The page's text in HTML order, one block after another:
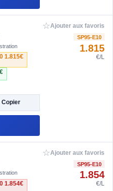
1.815€
Copier
☆Ajouter aux favoris
SP95-E10
1.815
€/L
1.854€
☆Ajouter aux favoris
SP95-E10
1.854
€/L